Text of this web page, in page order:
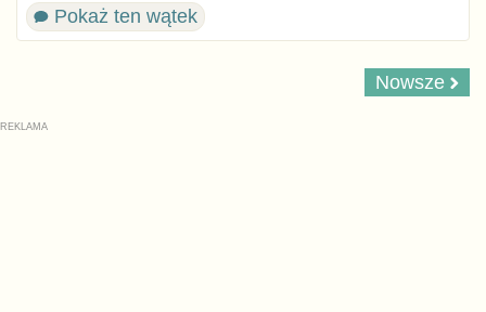
Pokaż ten wątek
Nowsze